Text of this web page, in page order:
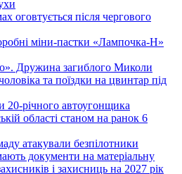
оговтується після чергового
міни-пастки «Лампочка-Н»
Дружина загиблого Миколи
та поїздки на цвинтар під
річного автоугонщика
області станом на ранок 6
атакували безпілотники
документи на матеріальну
і захисниць на 2027 рік